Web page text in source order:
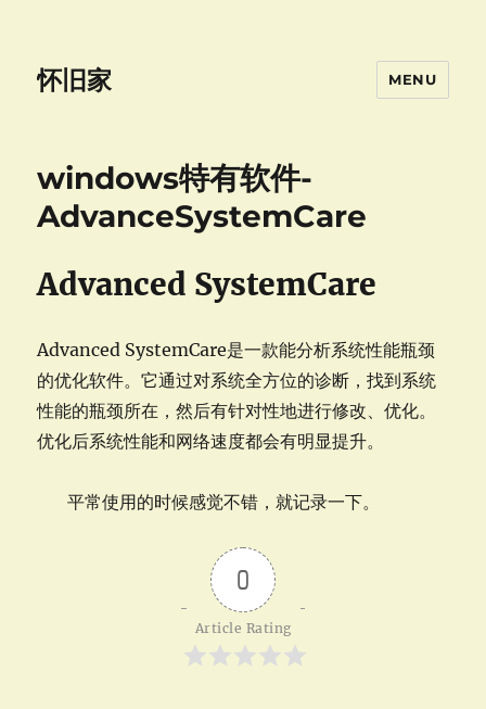
怀旧家 MENU
windows特有软件-
AdvanceSystemCare
Advanced SystemCare
Advanced SystemCare是一款能分析系统性能瓶颈
的优化软件。它通过对系统全方位的诊断，找到系统
性能的瓶颈所在，然后有针对性地进行修改、优化。
优化后系统性能和网络速度都会有明显提升。
平常使用的时候感觉不错，就记录一下。
0
Article Rating